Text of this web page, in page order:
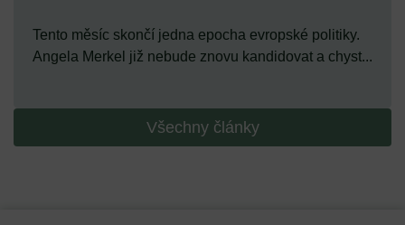
Tento měsíc skončí jedna epocha evropské politiky.
Angela Merkel již nebude znovu kandidovat a chyst...
Všechny články